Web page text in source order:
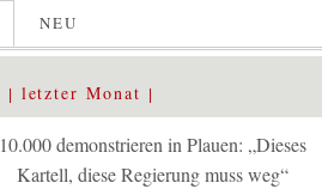
NEU
letzter Monat
10.000 demonstrieren in Plauen: „Dieses
Kartell, diese Regierung muss weg“